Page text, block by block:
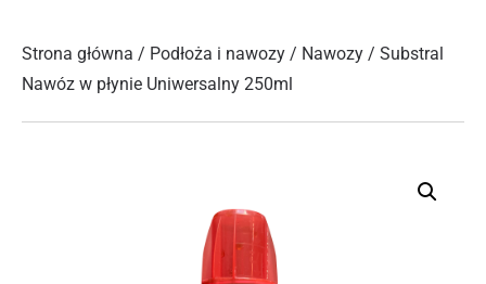
Strona główna / Podłoża i nawozy / Nawozy / Substral
Nawóz w płynie Uniwersalny 250ml